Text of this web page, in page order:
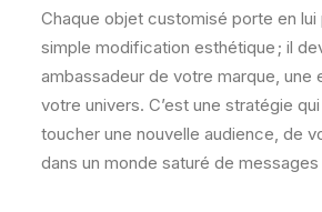
Chaque objet customisé porte en lui
simple modification esthétique ; il
ambassadeur de votre marque, une
votre univers. C’est une stratégie
toucher une nouvelle audience, de
dans un monde saturé de messages